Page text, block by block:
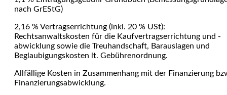
nach GrEStG)
2,16 % Vertragserrichtung (inkl. 20 % USt):
Rechtsanwaltskosten für die Kaufvertragserrichtung und -
abwicklung sowie die Treuhandschaft, Barauslagen und
Beglaubi­gungskosten lt. Gebührenordnung.
Allfällige Kosten in Zusammenhang mit der Finanzierung
Finanzierungsabwicklung.